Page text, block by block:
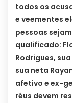
todos os
e veementes
pessoas
qualificado:
Rodrigues,
sua neta
afetivo e ex-
réus devem